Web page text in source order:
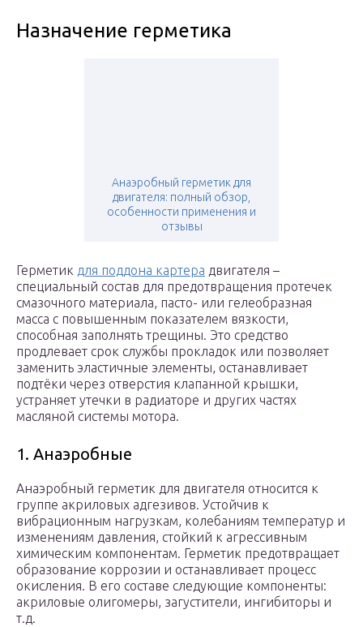
Назначение герметика
Анаэробный герметик для
двигателя: полный обзор,
особенности применения и
отзывы
Герметик для поддона картера двигателя –
специальный состав для предотвращения протечек
смазочного материала, пасто- или гелеобразная
масса с повышенным показателем вязкости,
способная заполнять трещины. Это средство
продлевает срок службы прокладок или позволяет
заменить эластичные элементы, останавливает
подтёки через отверстия клапанной крышки,
устраняет утечки в радиаторе и других частях
масляной системы мотора.
1. Анаэробные
Анаэробный герметик для двигателя относится к
группе акриловых адгезивов. Устойчив к
вибрационным нагрузкам, колебаниям температур и
изменениям давления, стойкий к агрессивным
химическим компонентам. Герметик предотвращает
образование коррозии и останавливает процесс
окисления. В его составе следующие компоненты:
акриловые олигомеры, загустители, ингибиторы и
т.д.